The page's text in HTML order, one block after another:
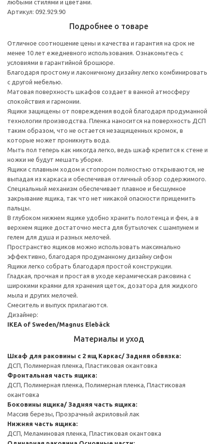
любыми стилями и цветами.
Артикул: 092.929.90
Подробнее о товаре
Отличное соотношение цены и качества и гарантия на срок не
менее 10 лет ежедневного использования. Ознакомьтесь с
условиями в гарантийной брошюре.
Благодаря простому и лаконичному дизайну легко комбинировать
с другой мебелью.
Матовая поверхность шкафов создает в ванной атмосферу
спокойствия и гармонии.
Ящики защищены от повреждения водой благодаря продуманной
технологии производства. Пленка наносится на поверхность ДСП
таким образом, что не остается незащищенных кромок, в
которые может проникнуть вода.
Мыть пол теперь как никогда легко, ведь шкаф крепится к стене и
ножки не будут мешать уборке.
Ящики с плавным ходом и стопором полностью открываются, не
выпадая из каркаса и обеспечивая отличный обзор содержимого.
Специальный механизм обеспечивает плавное и бесшумное
закрывание ящика, так что нет никакой опасности прищемить
пальцы.
В глубоком нижнем ящике удобно хранить полотенца и фен, а в
верхнем ящике достаточно места для бутылочек с шампунем и
гелем для душа и разных мелочей.
Пространство ящиков можно использовать максимально
эффективно, благодаря продуманному дизайну сифон
Ящики легко собрать благодаря простой конструкции.
Гладкая, прочная и простая в уходе керамическая раковина с
широкими краями для хранения щеток, дозатора для жидкого
мыла и других мелочей.
Смеситель и выпуск прилагаются.
Дизайнер:
IKEA of Sweden/Magnus Elebäck
Материалы и уход
Шкаф для раковины с 2 ящ Каркас/ Задняя обвязка:
ДСП, Полимерная пленка, Пластиковая окантовка
Фронтальная часть ящика:
ДСП, Полимерная пленка, Полимерная пленка, Пластиковая
окантовка
Боковины ящика/ Задняя часть ящика:
Массив березы, Прозрачный акриловый лак
Нижняя часть ящика:
ДСП, Меламиновая пленка, Пластиковая окантовка